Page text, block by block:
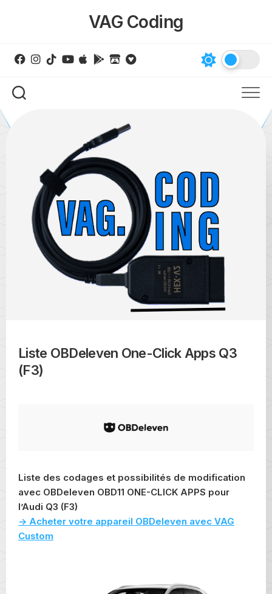
VAG Coding
Liste OBDeleven One-Click Apps Q3
(F3)
Liste des codages et possibilités de modification
avec OBDeleven OBD11 ONE-CLICK APPS pour
l’Audi Q3 (F3)
-> Acheter votre appareil OBDeleven avec VAG
Custom